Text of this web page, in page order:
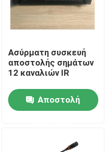
Ασύρματη συσκευή
αποστολής σημάτων
12 καναλιών IR
Αποστολή